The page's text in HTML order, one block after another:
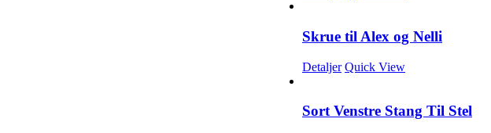
Skrue til Alex og Nelli
Detaljer Quick View
Sort Venstre Stang Til Stel